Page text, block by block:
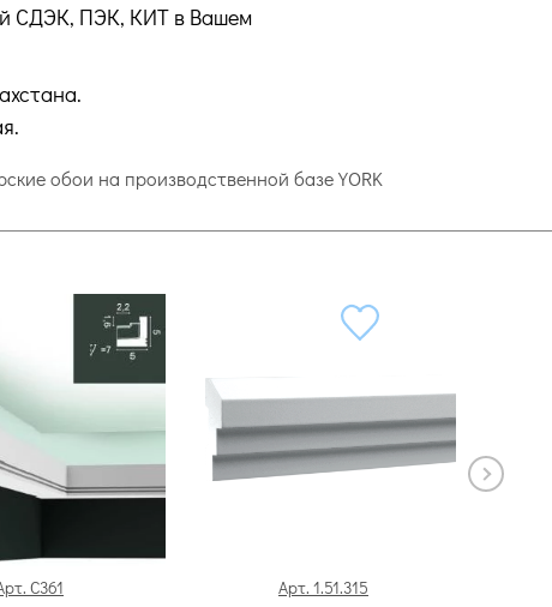
СДЭК, ПЭК, КИТ в Вашем
обои на производственной базе YORK
C361 Арт. 1.51.315